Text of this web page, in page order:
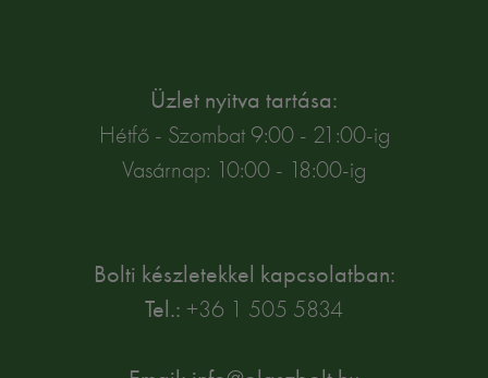
Üzlet nyitva tartása:
Hétfő - Szombat 9:00 - 21:00-ig
Vasárnap: 10:00 - 18:00-ig
Bolti készletekkel kapcsolatban:
Tel.: +36 1 505 5834